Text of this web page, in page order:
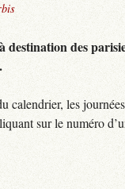
des
calendrier, les
sur le numéro